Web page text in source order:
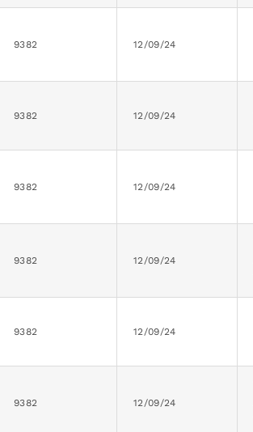
9382 12/09/24
9382 12/09/24
9382 12/09/24
9382 12/09/24
9382 12/09/24
9382 12/09/24